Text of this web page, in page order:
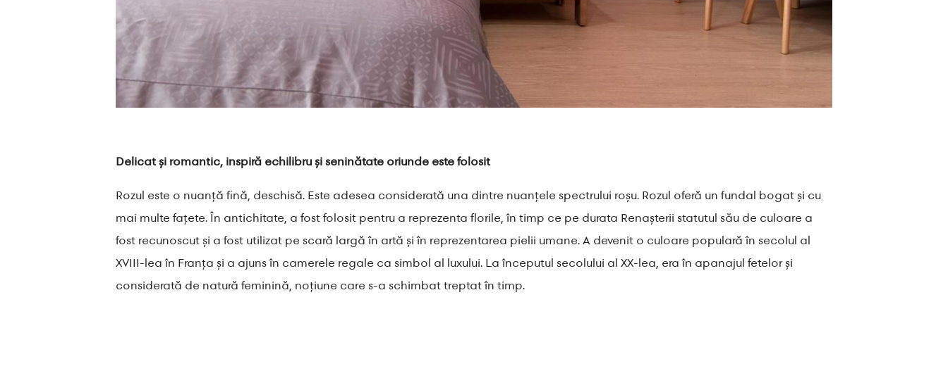
Delicat și romantic, inspiră echilibru și seninătate oriunde este folosit
Rozul este o nuanță fină, deschisă. Este adesea considerată una dintre nuanțele spectrului roșu. Rozul oferă un fundal bogat și cu
mai multe fațete. În antichitate, a fost folosit pentru a reprezenta florile, în timp ce pe durata Renașterii statutul său de culoare a
fost recunoscut și a fost utilizat pe scară largă în artă și în reprezentarea pielii umane. A devenit o culoare populară în secolul al
XVIII-lea în Franța și a ajuns în camerele regale ca simbol al luxului. La începutul secolului al XX-lea, era în apanajul fetelor și
considerată de natură feminină, noțiune care s-a schimbat treptat în timp.